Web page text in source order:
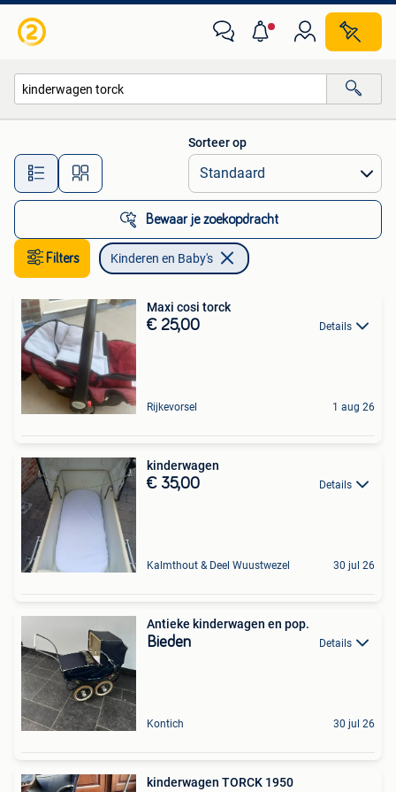
Alle afstanden…
Sorteer op
Bewaar je zoekopdracht
Filters Kinderen en Baby's
Maxi cosi torck
€ 25,00 Details
Rijkevorsel 1 aug 26
kinderwagen
€ 35,00 Details
Kalmthout & Deel Wuustwezel 30 jul 26
Antieke kinderwagen en pop.
Bieden Details
Kontich 30 jul 26
kinderwagen TORCK 1950